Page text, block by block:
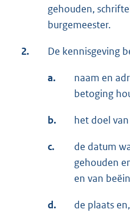
gehouden,
burgemeester.
2. De kennisgeving
a.
naam en
betoging
b. het doel
c.
de datum
gehouden
en van
d.
de plaats